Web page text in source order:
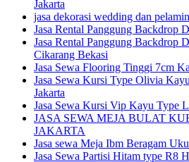
Jakarta
jasa dekorasi wedding dan
Jasa Rental Panggung Backdrop
Jasa Rental Panggung Backdrop
Cikarang Bekasi
Jasa Sewa Flooring Tinggi 7cm
Jasa Sewa Kursi Type Olivia
Jakarta
Jasa Sewa Kursi Vip Kayu Type
JASA SEWA MEJA BULAT
JAKARTA
Jasa sewa Meja Ibm Beragam
Jasa Sewa Partisi Hitam type R8